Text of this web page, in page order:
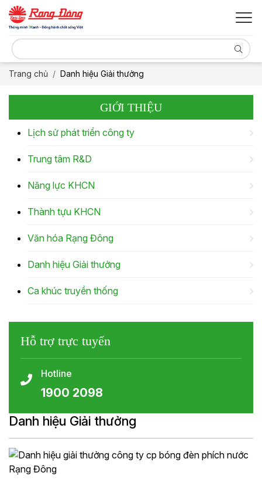
Trang chủ Danh hiệu Giải thưởng
GIỚI THIỆU
Lịch sử phát triển công ty
Trung tâm R&D
Năng lực KHCN
Thành tựu KHCN
Văn hóa Rạng Đông
Danh hiệu Giải thưởng
Ca khúc truyền thống
Hỗ trợ trực tuyến
Hotline
1900 2098
Danh hiệu Giải thưởng